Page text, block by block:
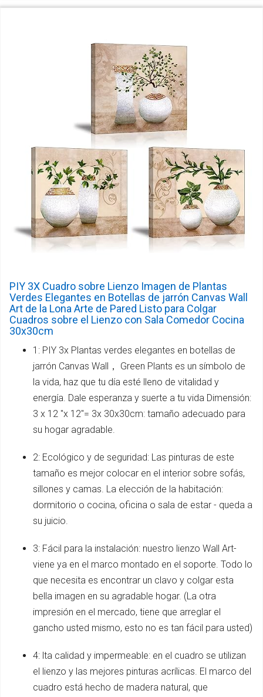
PIY 3X Cuadro sobre Lienzo Imagen de Plantas
Verdes Elegantes en Botellas de jarrón Canvas Wall
Art de la Lona Arte de Pared Listo para Colgar
Cuadros sobre el Lienzo con Sala Comedor Cocina
30x30cm
1: PIY 3x Plantas verdes elegantes en botellas de
jarrón Canvas Wall， Green Plants es un símbolo de
la vida, haz que tu día esté lleno de vitalidad y
energía. Dale esperanza y suerte a tu vida Dimensión:
3 x 12 "x 12"= 3x 30x30cm: tamaño adecuado para
su hogar agradable.
2: Ecológico y de seguridad: Las pinturas de este
tamaño es mejor colocar en el interior sobre sofás,
sillones y camas. La elección de la habitación:
dormitorio o cocina, oficina o sala de estar - queda a
su juicio.
3: Fácil para la instalación: nuestro lienzo Wall Art-
viene ya en el marco montado en el soporte. Todo lo
que necesita es encontrar un clavo y colgar esta
bella imagen en su agradable hogar. (La otra
impresión en el mercado, tiene que arreglar el
gancho usted mismo, esto no es tan fácil para usted)
4: lta calidad y impermeable: en el cuadro se utilizan
el lienzo y las mejores pinturas acrílicas. El marco del
cuadro está hecho de madera natural, que